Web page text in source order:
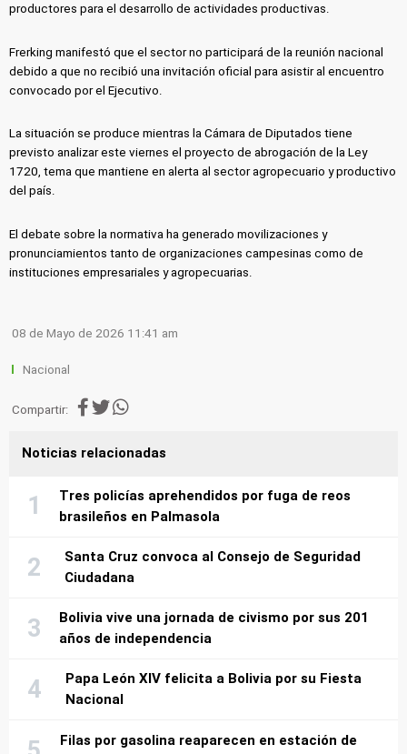
productores para el desarrollo de actividades productivas.
Frerking manifestó que el sector no participará de la reunión nacional
debido a que no recibió una invitación oficial para asistir al encuentro
convocado por el Ejecutivo.
La situación se produce mientras la Cámara de Diputados tiene
previsto analizar este viernes el proyecto de abrogación de la Ley
1720, tema que mantiene en alerta al sector agropecuario y productivo
del país.
El debate sobre la normativa ha generado movilizaciones y
pronunciamientos tanto de organizaciones campesinas como de
instituciones empresariales y agropecuarias.
08 de Mayo de 2026 11:41 am
Nacional
Compartir:
Noticias relacionadas
Tres policías aprehendidos por fuga de reos
brasileños en Palmasola
Santa Cruz convoca al Consejo de Seguridad
Ciudadana
Bolivia vive una jornada de civismo por sus 201
años de independencia
Papa León XIV felicita a Bolivia por su Fiesta
Nacional
Filas por gasolina reaparecen en estación de